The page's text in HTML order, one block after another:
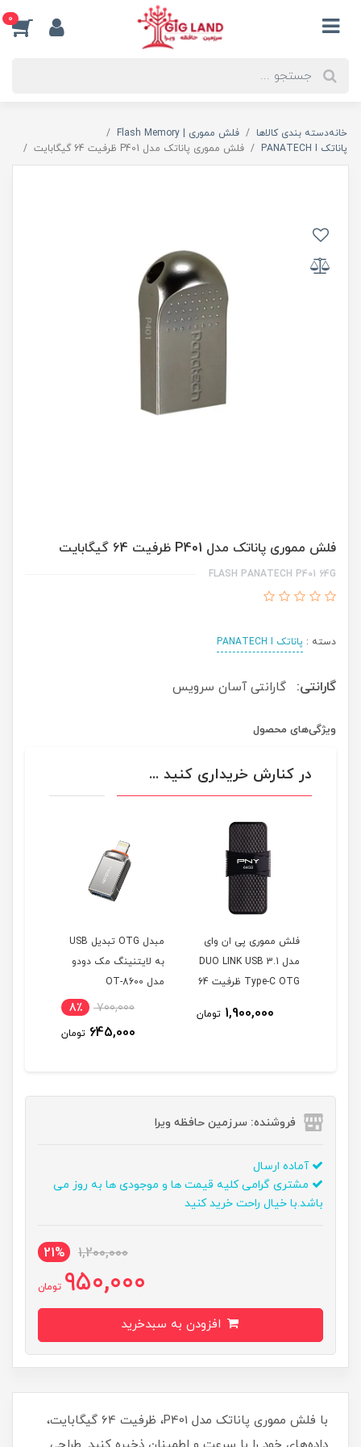
0
خانهدسته بندی کالاها
فلش مموری | Flash Memory
پاناتک PANATECH I
فلش مموری پاناتک مدل P401 ظرفیت 64 گیگابایت
فلش مموری پاناتک مدل P401 ظرفیت 64 گیگابایت
FLASH PANATECH P401 64G
دسته : پاناتک PANATECH I
گارانتی: گارانتی آسان سرویس
ویژگی‌های محصول
در کنارش خریداری کنید ...
فلش مموری پی ان وای
مدل DUO LINK USB 3.1
Type-C OTG ظرفیت 64
1,900,000 تومان
مبدل OTG تبدیل USB
به لایتنینگ مک دودو
مدل OT-8600
700,000 8٪
645,000 تومان
فروشنده: سرزمین حافظه ویرا
آماده ارسال
مشتری گرامی کلیه قیمت ها و موجودی ها به روز می
باشد.با خیال راحت خرید کنید
1,200,000
21%
950,000 تومان
با فلش مموری پاناتک مدل P401، ظرفیت 64 گیگابایت،